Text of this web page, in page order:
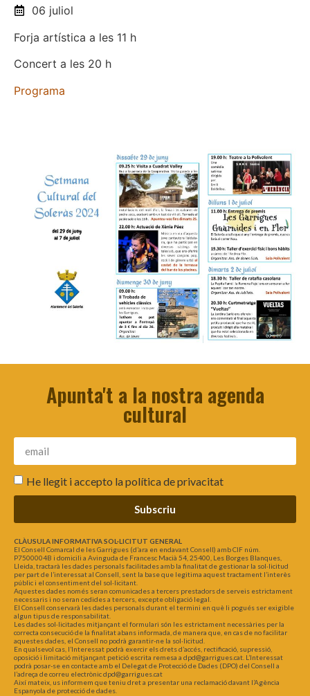
06 juliol
Forja artística a les 11 h
Concert a les 20 h
Programa
Apunta't a la nostra agenda
cultural
He llegit i accepto lapolítica de privacitat
Subscriu
CLÀUSULA INFORMATIVA SOL·LICITUT GENERAL
El Consell Comarcal de les Garrigues (d’ara en endavant Consell) amb CIF núm.
P7500004B i domicili a Avinguda de Francesc Macià 54, 25400, Les Borges Blanques,
Lleida, tractarà les dades personals facilitades amb la finalitat de gestionar la sol·licitud
per part de l’interessat al Consell, sent la base que legitima aquest tractament l’interès
públic i el consentiment del sol·licitant.
Aquestes dades només seran comunicades a tercers prestadors de serveis estrictament
necessaris i no seran cedides a tercers, excepte obligació legal.
El Consell conservarà les dades personals durant el termini en què li pogués ser exigible
algun tipus de responsabilitat.
Les dades sol·licitades mitjançant el formulari són les estrictament necessàries per la
correcta consecució de la finalitat abans informada, de manera que, en cas de no facilitar
aquestes dades, el Consell no podrà garantir-ne la sol·licitud.
En qualsevol cas, l’Interessat podrà exercir els drets d’accés, rectificació, supressió,
oposició i limitació mitjançant petició escrita remesa a dpd@garrigues.cat. L’Interessat
podrà posar-se en contacte amb el Delegat de Protecció de Dades (DPO) del Consell a
l’adreça de correu electrònic dpd@garrigues.cat
Així mateix, us informem que teniu dret a presentar una reclamació davant l’Agència
Espanyola de protecció de dades.